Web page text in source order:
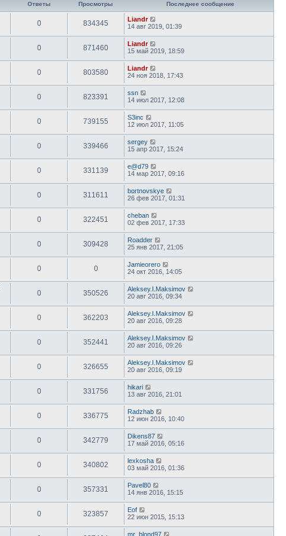
Ответы Просмотры Последнее сообщение
0 834345
Liandr
14 авг 2019, 01:39
0 871460
Liandr
15 май 2019, 18:59
0 803580
Liandr
24 ноя 2018, 17:43
0 823391
ssn
14 июл 2017, 12:08
0 739155
S3inc
12 июл 2017, 11:05
0 339466
sergey
15 апр 2017, 15:24
0 331139
e@d79
14 мар 2017, 09:16
0 311611
bortnovskye
26 фев 2017, 01:31
0 322451
cheban
02 фев 2017, 17:33
0 309428
Roadder
25 янв 2017, 21:05
0 0
Jamieorero
24 окт 2016, 14:05
0 350526
Aleksey.I.Maksimov
20 авг 2016, 09:34
0 362203
Aleksey.I.Maksimov
20 авг 2016, 09:28
0 352441
Aleksey.I.Maksimov
20 авг 2016, 09:26
0 326655
Aleksey.I.Maksimov
20 авг 2016, 09:19
0 331756
hikari
13 авг 2016, 21:01
0 336775
Radzhab
12 июн 2016, 10:40
0 342779
Dikens87
17 май 2016, 05:16
0 340802
lexkosha
03 май 2016, 01:36
0 357331
Pavel80
14 янв 2016, 15:15
0 323857
Eof
22 июн 2015, 15:13
mr_blond97